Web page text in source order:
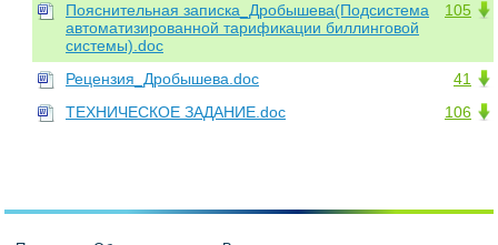
105
Пояснительная записка_Дробышева(Подсистема
автоматизированной тарификации биллинговой
системы).doc
41
Рецензия_Дробышева.doc
106
ТЕХНИЧЕСКОЕ ЗАДАНИЕ.doc